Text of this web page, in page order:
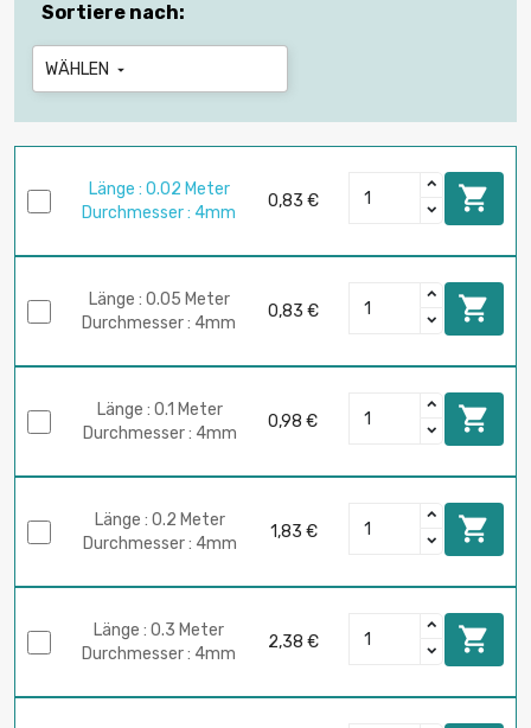
Sortiere nach:
WÄHLEN 
Länge : 0.02 Meter
Durchmesser : 4mm
0,83 € 
Länge : 0.05 Meter
Durchmesser : 4mm
0,83 € 
Länge : 0.1 Meter
Durchmesser : 4mm
0,98 € 
Länge : 0.2 Meter
Durchmesser : 4mm
1,83 € 
Länge : 0.3 Meter
Durchmesser : 4mm
2,38 € 